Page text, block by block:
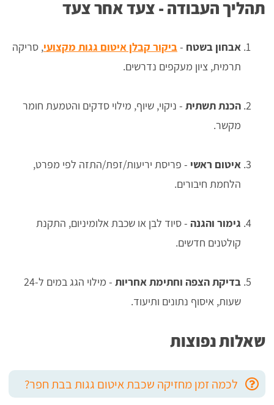
תהליך העבודה - צעד אחר צעד
אבחון בשטח -ביקור קבלן איטום גגות מקצועי, סריקה
תרמית, ציון מעקפים נדרשים.
הכנת תשתית - ניקוי, שיוף, מילוי סדקים והטמעת חומר
מקשר.
איטום ראשי - פריסת יריעות/זפת/התזה לפי מפרט,
הלחמת חיבורים.
גימור והגנה - סיוד לבן או שכבת אלומיניום, התקנת
קולטנים חדשים.
בדיקת הצפה וחתימת אחריות
- מילוי הגג במים ל-24
שעות, איסוף נתונים ותיעוד.
שאלות נפוצות
לכמה זמן מחזיקה שכבת איטום גגות בבת חפר?